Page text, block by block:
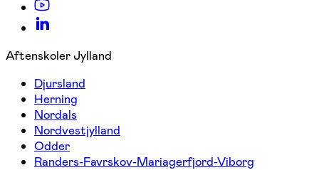
Aftenskoler Jylland
Djursland
Herning
Nordals
Nordvestjylland
Odder
Randers-Favrskov-Mariagerfjord-Viborg